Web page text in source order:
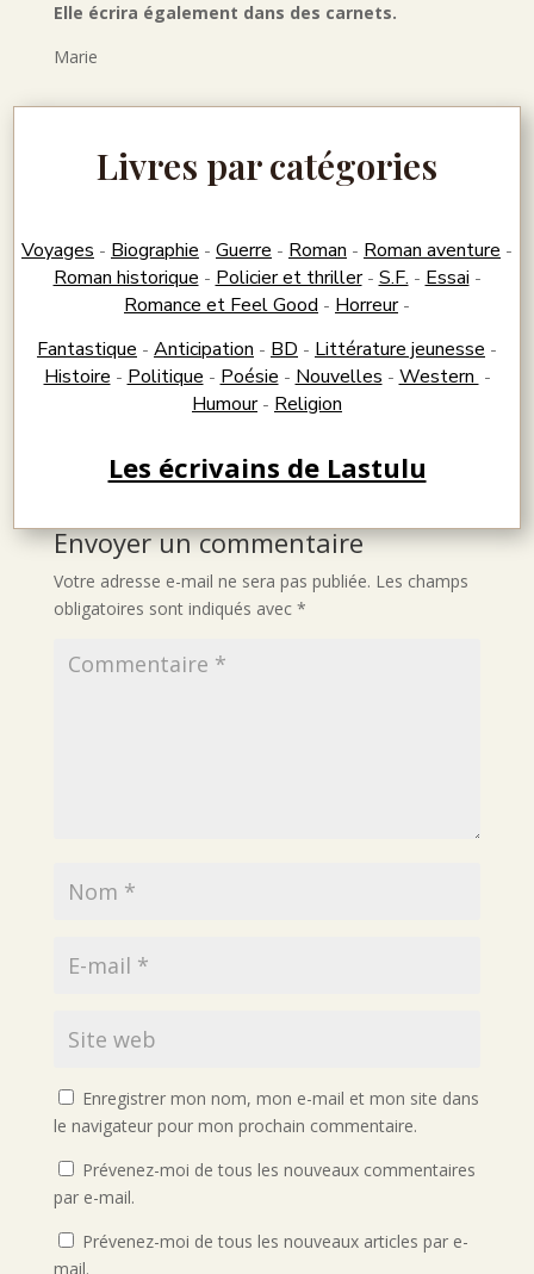
Elle écrira également dans des carnets.
Marie
Livres par catégories
Voyages - Biographie - Guerre - Roman - Roman aventure -
Roman historique - Policier et thriller- S.F. - Essai -
Romance et Feel Good - Horreur-
Fantastique - Anticipation - BD - Littérature jeunesse -
Histoire - Politique - Poésie - Nouvelles - Western -
Humour- Religion
Les écrivains de Lastulu
Envoyer un commentaire
Votre adresse e-mail ne sera pas publiée. Les champs
obligatoires sont indiqués avec *
Enregistrer mon nom, mon e-mail et mon site dans
le navigateur pour mon prochain commentaire.
Prévenez-moi de tous les nouveaux commentaires
par e-mail.
Prévenez-moi de tous les nouveaux articles par e-
mail.